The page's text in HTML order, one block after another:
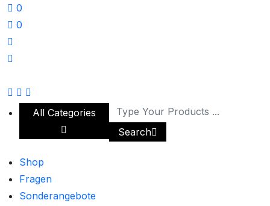
0
0
All Categories
Search
Shop
Fragen
Sonderangebote